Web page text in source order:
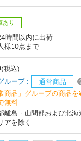
あり
時間以内に出荷
様10点まで
(税込)
ループ：
通常商品
商品」グループの商品
無料
離島・山間部および北海
アを除く